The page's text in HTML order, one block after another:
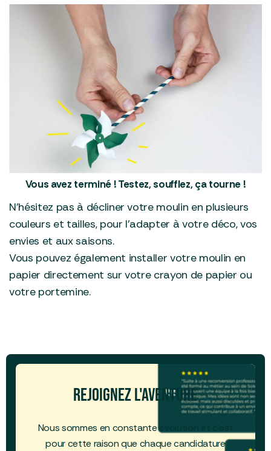
Vous avez terminé ! Testez, soufflez, ça tourne !
N’hésitez pas à décliner votre moulin en plusieurs
couleurs et tailles, pour l’adapter à votre déco, vos
envies et aux saisons.
Vous pouvez également installer votre moulin en
papier directement sur votre crayon de papier ou
votre portemine.
Rejoignez l'aventure
Nous sommes en constante évolution et c’est
pour cette raison que chaque candidature